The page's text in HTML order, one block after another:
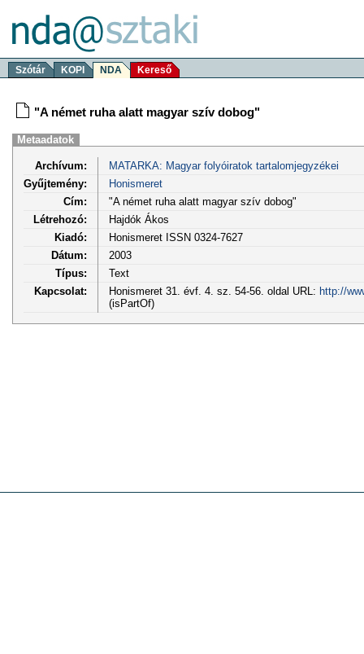
Szótár KOPI NDA Kereső
"A német ruha alatt magyar szív dobog"
Metaadatok
Archívum:
MATARKA: Magyar folyóiratok tartalomjegyzékei
Gyűjtemény:
Honismeret
Cím:
"A német ruha alatt magyar szív dobog"
Létrehozó:
Hajdók Ákos
Kiadó:
Honismeret ISSN 0324-7627
Dátum:
2003
Típus:
Text
Kapcsolat:
Honismeret 31. évf. 4. sz. 54-56. oldal URL: http://
(isPartOf)